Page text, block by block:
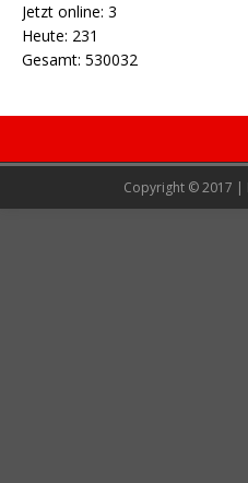
Jetzt online: 3
Heute: 231
Gesamt: 530032
Copyright © 2017 |